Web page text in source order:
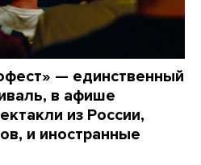
— единственный
в афише
из России,
и иностранные